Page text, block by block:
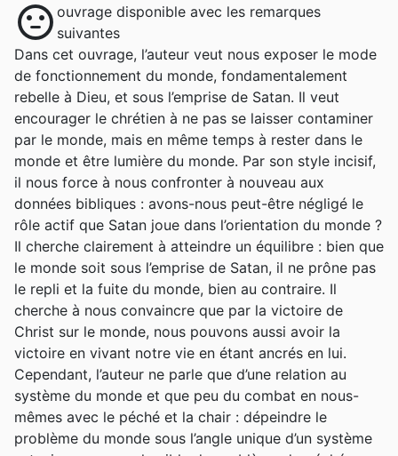
sentiment_neutral ouvrage disponible avec les remarques
suivantes
Dans cet ouvrage, l’auteur veut nous exposer le mode
de fonctionnement du monde, fondamentalement
rebelle à Dieu, et sous l’emprise de Satan. Il veut
encourager le chrétien à ne pas se laisser contaminer
par le monde, mais en même temps à rester dans le
monde et être lumière du monde. Par son style incisif,
il nous force à nous confronter à nouveau aux
données bibliques : avons-nous peut-être négligé le
rôle actif que Satan joue dans l’orientation du monde ?
Il cherche clairement à atteindre un équilibre : bien que
le monde soit sous l’emprise de Satan, il ne prône pas
le repli et la fuite du monde, bien au contraire. Il
cherche à nous convaincre que par la victoire de
Christ sur le monde, nous pouvons aussi avoir la
victoire en vivant notre vie en étant ancrés en lui.
Cependant, l’auteur ne parle que d’une relation au
système du monde et que peu du combat en nous-
mêmes avec le péché et la chair : dépeindre le
problème du monde sous l’angle unique d’un système